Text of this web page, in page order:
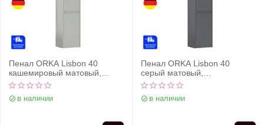
Пенал ORKA Lisbon 40
кашемировый матовый,
универсальный
в наличии
Пенал ORKA Lisbon 40
серый матовый,
универсальный
в наличии